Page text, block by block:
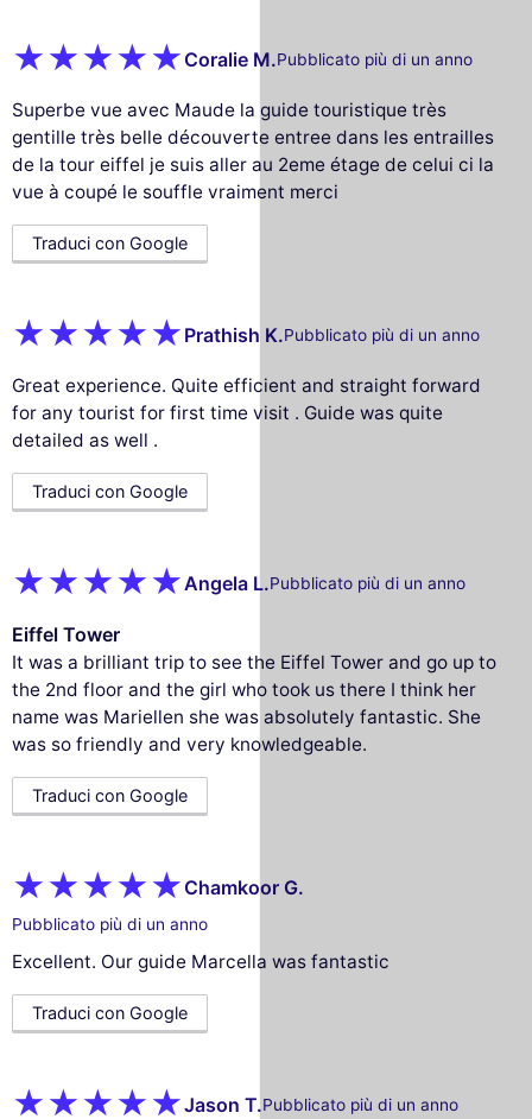
Coralie M.Pubblicato più di un anno
Superbe vue avec Maude la guide touristique très
gentille très belle découverte entree dans les entrailles
de la tour eiffel je suis aller au 2eme étage de celui ci la
vue à coupé le souffle vraiment merci
Traduci con Google
Prathish K.Pubblicato più di un anno
Great experience. Quite efficient and straight forward
for any tourist for first time visit . Guide was quite
detailed as well .
Traduci con Google
Angela L.Pubblicato più di un anno
Eiffel Tower
It was a brilliant trip to see the Eiffel Tower and go up to
the 2nd floor and the girl who took us there I think her
name was Mariellen she was absolutely fantastic. She
was so friendly and very knowledgeable.
Traduci con Google
Chamkoor G.
Pubblicato più di un anno
Excellent. Our guide Marcella was fantastic
Traduci con Google
Jason T.Pubblicato più di un anno